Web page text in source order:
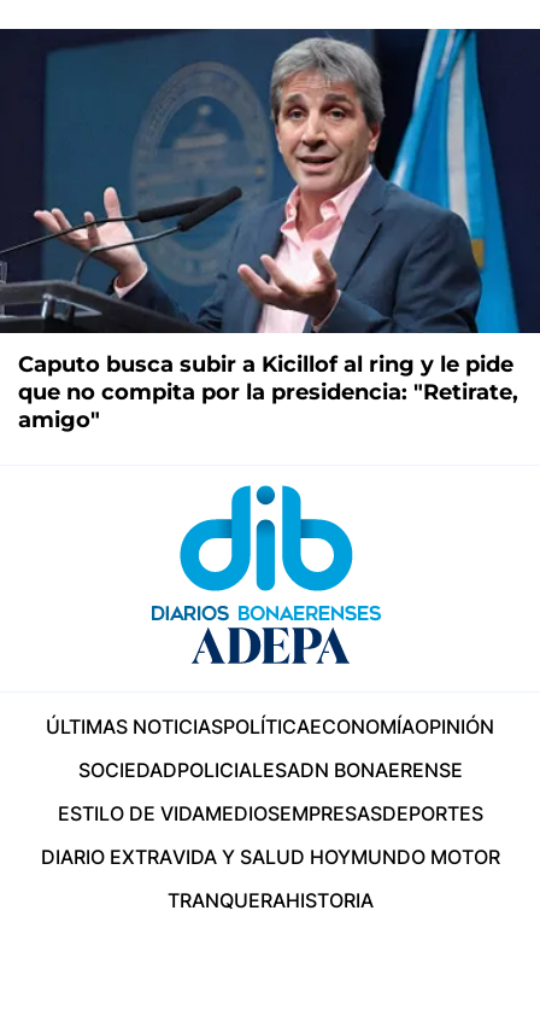
Caputo busca subir a Kicillof al ring y le pide
que no compita por la presidencia: "Retirate,
amigo"
ÚLTIMAS NOTICIASPOLÍTICAECONOMÍAOPINIÓN
SOCIEDADPOLICIALESADN BONAERENSE
ESTILO DE VIDAMEDIOSEMPRESASDEPORTES
DIARIO EXTRAVIDA Y SALUD HOYMUNDO MOTOR
TRANQUERAHISTORIA